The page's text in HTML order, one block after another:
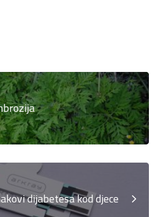
dijabetesa kod djece